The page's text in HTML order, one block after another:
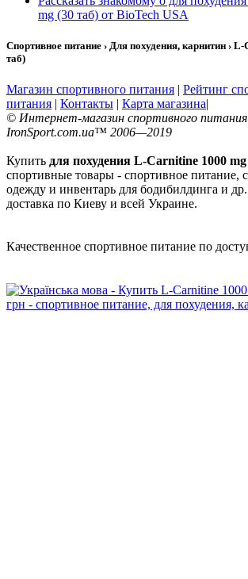
mg (30 таб) от BioTech USA
Спортивное питание › Для похудения, карнитин ›
таб)
Магазин спортивного питания | Рейтинг
питания | Контакты | Карта магазина|
© Интернет-магазин спортивного питания
IronSport.com.ua™ 2006—2019
Купить для похудения L-Carnitine 1000 mg
спортивные товары - спортивное питание,
одежду и инвентарь для бодибилдинга и
доставка по Киеву и всей Украине.
Качественное спортивное питание по